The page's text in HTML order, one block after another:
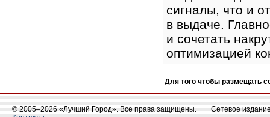
сигналы, что и
в выдаче.
и сочетать
оптимизацией
Для того чтобы размещать
© 2005–2026 «Лучший Город». Все права защищены.
Сетевое